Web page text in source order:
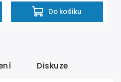
Do košíku
Diskuze